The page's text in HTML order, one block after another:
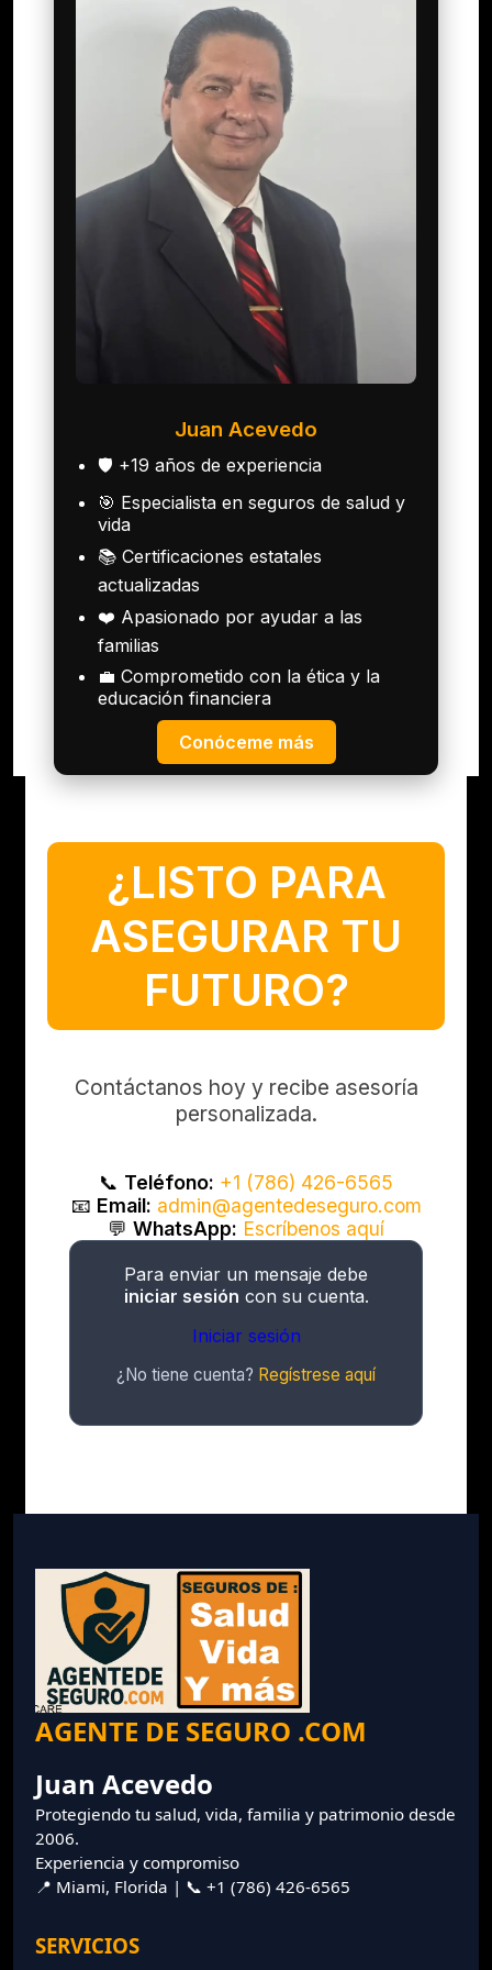
Juan Acevedo
🛡️ +19 años de experiencia
🎯 Especialista en seguros de salud y
vida
📚 Certificaciones estatales
actualizadas
❤️ Apasionado por ayudar a las
familias
💼 Comprometido con la ética y la
educación financiera
Conóceme más
¿LISTO PARA
ASEGURAR TU
FUTURO?
Contáctanos hoy y recibe asesoría
personalizada.
📞 Teléfono: +1 (786) 426-6565
📧 Email: admin@agentedeseguro.com
💬 WhatsApp: Escríbenos aquí
Para enviar un mensaje debe
iniciar sesión con su cuenta.
Iniciar sesión
¿No tiene cuenta? Regístrese aquí
AGENTE DE SEGURO .COM
Juan Acevedo
Protegiendo tu salud, vida, familia y patrimonio desde
2006.
Experiencia y compromiso
📍 Miami, Florida | 📞 +1 (786) 426-6565
SERVICIOS